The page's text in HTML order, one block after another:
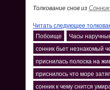
Толкование снов из
Читать следующее
Побоище
Часы
сонник бьет незнакомый
приснилась полоска на
приснилось что море
сонник к чему снится